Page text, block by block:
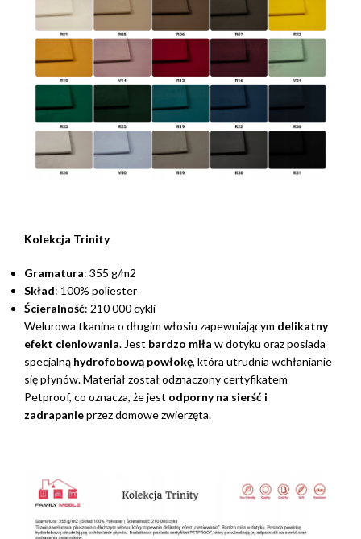
Kolekcja Trinity
Gramatura: 355 g/m2
Skład: 100% poliester
Ścieralność: 210 000 cykli
Welurowa tkanina o długim włosiu zapewniającym delikatny
efekt cieniowania. Jest bardzo miła w dotyku oraz posiada
specjalną hydrofobową powłokę, która utrudnia wchłanianie
się płynów. Materiał został odznaczony certyfikatem
Petproof, co oznacza, że jest odporny na sierść i
zadrapanieprzez domowe zwierzęta.